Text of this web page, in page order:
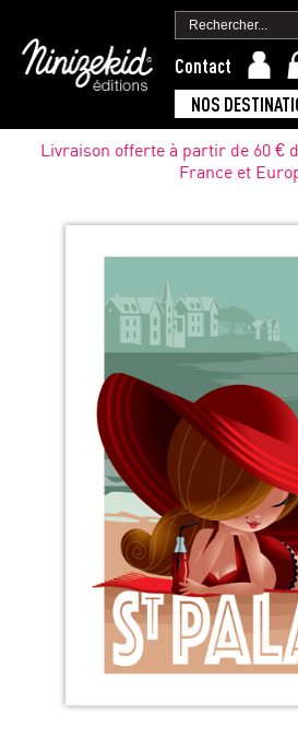
Contact
NOS
Livraison offerte à partir de 60 €
France et